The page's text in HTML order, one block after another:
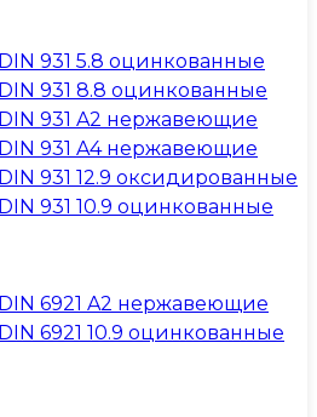
931 5.8 оцинкованные
931 8.8 оцинкованные
931 A2 нержавеющие
931 A4 нержавеющие
931 12.9 оксидированные
931 10.9 оцинкованные
6921 A2 нержавеющие
6921 10.9 оцинкованные